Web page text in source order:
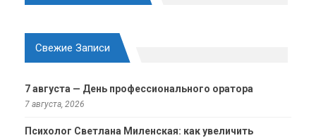
Свежие Записи
7 августа — День профессионального оратора
7 августа, 2026
Психолог Светлана Миленская: как увеличить